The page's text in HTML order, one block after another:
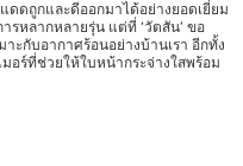
ดถูกและดีออกมาได้อย่างยอดเยี่ยม
รหลากหลายรุ่น แต่ที่ ‘วัตสัน’ ขอ
ะกับอากาศร้อนอย่างบ้านเรา อีกทั้ง
ร์ที่ช่วยให้ใบหน้ากระจ่างใสพร้อม